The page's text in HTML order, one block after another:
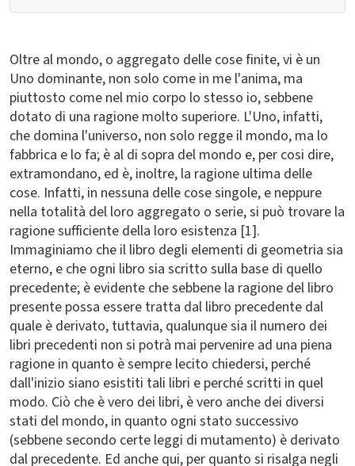
Oltre al mondo, o aggregato delle cose finite, vi è un
Uno dominante, non solo come in me l'anima, ma
piuttosto come nel mio corpo lo stesso io, sebbene
dotato di una ragione molto superiore. L'Uno, infatti,
che domina l'universo, non solo regge il mondo, ma lo
fabbrica e lo fa; è al di sopra del mondo e, per cosi dire,
extramondano, ed è, inoltre, la ragione ultima delle
cose. Infatti, in nessuna delle cose singole, e neppure
nella totalità del loro aggregato o serie, si può trovare la
ragione sufficiente della loro esistenza [1].
Immaginiamo che il libro degli elementi di geometria sia
eterno, e che ogni libro sia scritto sulla base di quello
precedente; è evidente che sebbene la ragione del libro
presente possa essere tratta dal libro precedente dal
quale è derivato, tuttavia, qualunque sia il numero dei
libri precedenti non si potrà mai pervenire ad una piena
ragione in quanto è sempre lecito chiedersi, perché
dall'inizio siano esistiti tali libri e perché scritti in quel
modo. Ciò che è vero dei libri, è vero anche dei diversi
stati del mondo, in quanto ogni stato successivo
(sebbene secondo certe leggi di mutamento) è derivato
dal precedente. Ed anche qui, per quanto si risalga negli